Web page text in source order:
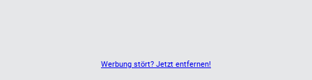
unmittelbare Nutzbarkeit.
Werbung stört? Jetzt entfernen!